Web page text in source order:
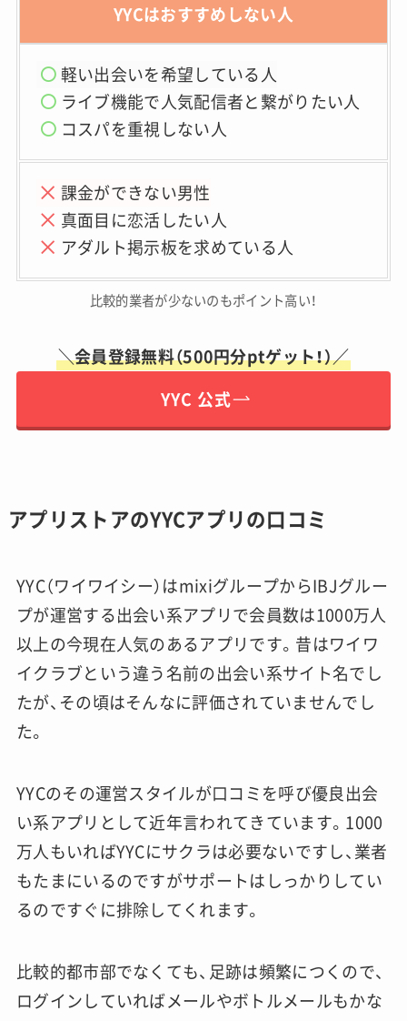
YYCはおすすめしない人
軽い出会いを希望している人
ライブ機能で人気配信者と繋がりたい人
コスパを重視しない人
課金ができない男性
真面目に恋活したい人
アダルト掲示板を求めている人
比較的業者が少ないのもポイント高い！
＼会員登録無料（500円分ptゲット！）／
YYC 公式
アプリストアのYYCアプリの口コミ
YYC（ワイワイシー）はmixiグループからIBJグルー
プが運営する出会い系アプリで会員数は1000万人
以上の今現在人気のあるアプリです。昔はワイワ
イクラブという違う名前の出会い系サイト名でし
たが、その頃はそんなに評価されていませんでし
た。
YYCのその運営スタイルが口コミを呼び優良出会
い系アプリとして近年言われてきています。 1000
万人もいればYYCにサクラは必要ないですし、業者
もたまにいるのですがサポートはしっかりしてい
るのですぐに排除してくれます。
比較的都市部でなくても、足跡は頻繁につくので、
ログインしていればメールやボトルメールもかな